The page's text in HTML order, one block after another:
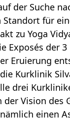
der Suche
Standort für
zu Yoga
Exposés der
Eruierung
Kurklinik
drei
der Vision des
einen